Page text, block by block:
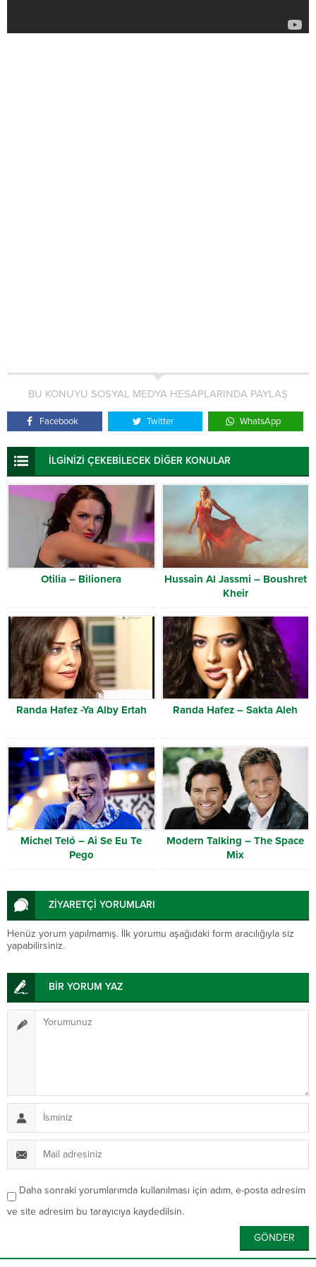
BU KONUYU SOSYAL MEDYA HESAPLARINDA PAYLAŞ
Facebook Twitter WhatsApp
İLGİNİZİ ÇEKEBİLECEK DİĞER KONULAR
Otilia – Bilionera
Hussain Al Jassmi – Boushret
Kheir
Randa Hafez -Ya Alby Ertah Randa Hafez – Sakta Aleh
Michel Teló – Ai Se Eu Te
Pego
Modern Talking – The Space
Mix
ZİYARETÇİ YORUMLARI
Henüz yorum yapılmamış. İlk yorumu aşağıdaki form aracılığıyla siz
yapabilirsiniz.
BİR YORUM YAZ
Daha sonraki yorumlarımda kullanılması için adım, e-posta adresim
ve site adresim bu tarayıcıya kaydedilsin.